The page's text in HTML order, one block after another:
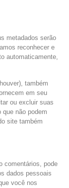
metadados serão
reconhecer e
automaticamente,
também
em seu
ou excluir suas
não podem
site também
comentários, pode
dados pessoais
você nos